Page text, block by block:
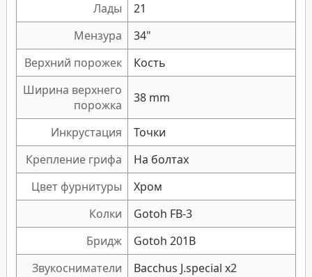
Лады
21
Мензура
34"
Верхний порожек
Кость
Ширина верхнего
порожка
38 mm
Инкрустация
Точки
Крепление грифа
На болтах
Цвет фурнитуры
Хром
Колки
Gotoh FB-3
Бридж
Gotoh 201B
Звукосниматели
Bacchus J.special x2